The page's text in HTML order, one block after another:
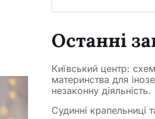
Останні
Київський центр:
материнства для
незаконну діяльність.
Судинні крапельниці